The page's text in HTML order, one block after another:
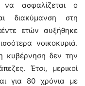
ασφαλίζεται ο
διακύμανση στη
ετών αυξήθηκε
νοικοκυριά.
κυβέρνηση δεν την
Έτσι, μερικοί
για 80 χρόνια με